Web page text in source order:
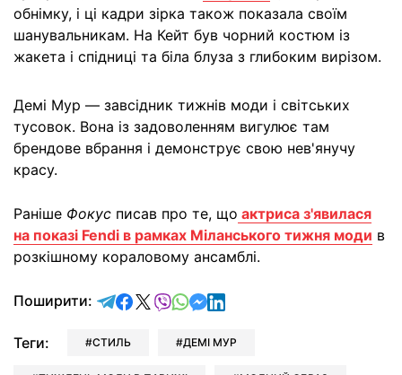
обнімку, і ці кадри зірка також показала своїм
шанувальникам. На Кейт був чорний костюм із
жакета і спідниці та біла блуза з глибоким вирізом.
Демі Мур — завсідник тижнів моди і світських
тусовок. Вона із задоволенням вигулює там
брендове вбрання і демонструє свою нев'янучу
красу.
Раніше Фокус писав про те, що актриса з'явилася
на показі Fendi в рамках Міланського тижня моди в
розкішному кораловому ансамблі.
Поширити: відправити у Telegram
поділитись у Facebook
поділитись у X
відправити у Viber
відправити у Whatsapp
відправити у Messenger
відправити у LinkedIn
Теги: СТИЛЬ ДЕМІ МУР